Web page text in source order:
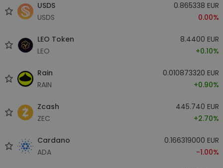
USDS
USDS
0.865338 EUR
0.00%
LEO Token
LEO
8.4400 EUR
+0.10%
Rain
RAIN
0.010873320 EUR
+0.90%
Zcash
ZEC
445.740 EUR
+2.70%
Cardano
ADA
0.166319000 EUR
-1.00%